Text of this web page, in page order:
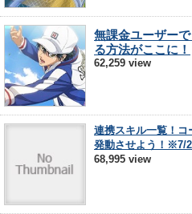
無課金ユーザー
る方法がここに！
62,259 view
連携スキル一覧！コ
発動させよう！※7/
68,995 view